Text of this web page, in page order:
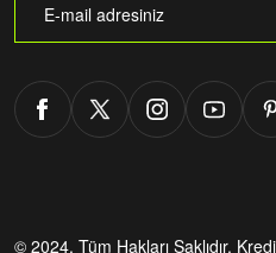
© 2024. Tüm Hakları Saklıdır.